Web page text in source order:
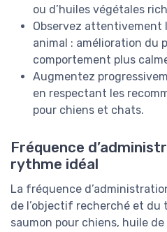
ou d’huiles végétales
Observez attentivement
animal : amélioration du
comportement plus
Augmentez
en respectant les
pour chiens et chats.
Fréquence
rythme idéal
La fréquence
de l’objectif recherché et du
saumon pour chiens, huile